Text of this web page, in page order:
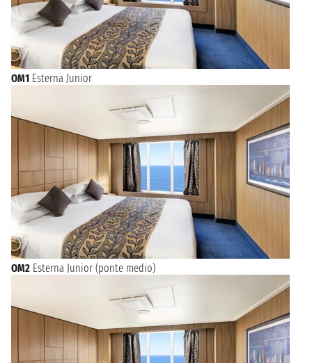
OM1 Esterna Junior
OM2 Esterna Junior (ponte medio)